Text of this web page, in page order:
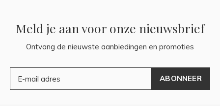
Meld je aan voor onze nieuwsbrief
Ontvang de nieuwste aanbiedingen en promoties
ABONNEER